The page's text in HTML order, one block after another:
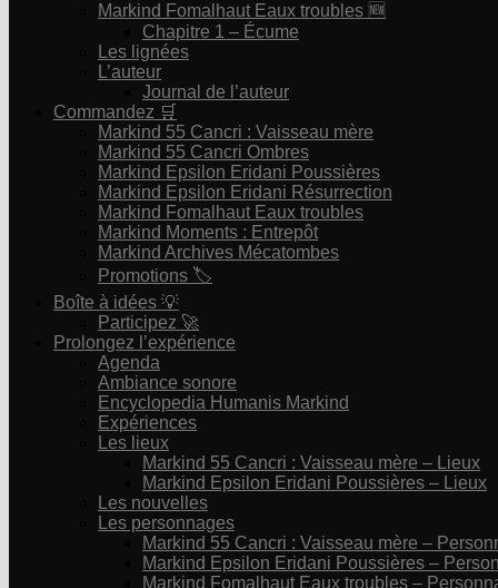
Markind Fomalhaut Eaux troubles 🆕
Chapitre 1 – Écume
Les lignées
L’auteur
Journal de l’auteur
Commandez 🛒
Markind 55 Cancri : Vaisseau mère
Markind 55 Cancri Ombres
Markind Epsilon Eridani Poussières
Markind Epsilon Eridani Résurrection
Markind Fomalhaut Eaux troubles
Markind Moments : Entrepôt
Markind Archives Mécatombes
Promotions 🏷
Boîte à idées 💡
Participez 🚀
Prolongez l’expérience
Agenda
Ambiance sonore
Encyclopedia Humanis Markind
Expériences
Les lieux
Markind 55 Cancri : Vaisseau mère – Lieux
Markind Epsilon Eridani Poussières – Lieux
Les nouvelles
Les personnages
Markind 55 Cancri : Vaisseau mère –
Markind Epsilon Eridani Poussières –
Markind Fomalhaut Eaux troubles –